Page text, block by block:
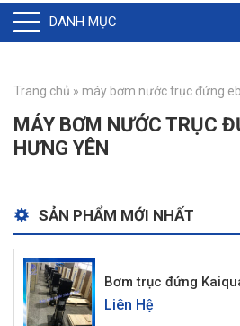
DANH MỤC
Trang chủ » máy bơm nước trục đứng
MÁY BƠM NƯỚC TRỤC
HƯNG YÊN
SẢN PHẨM MỚI NHẤT
Bơm trục đứng
Liên Hệ